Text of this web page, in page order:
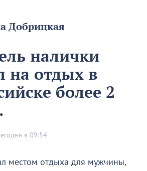
Добрицкая
налички
на отдых в
более 2
в 09:54
местом отдыха для мужчины,